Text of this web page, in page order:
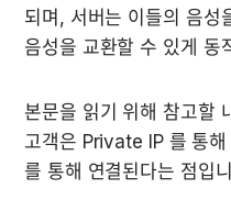
되며, 서버는 이들의 음성
음성을 교환할 수 있게 동
본문을 읽기 위해 참고할
고객은 Private IP 를 통
를 통해 연결된다는 점입